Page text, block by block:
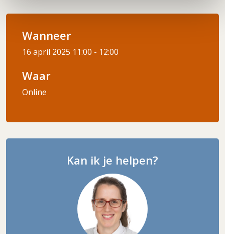
Wanneer
16 april 2025 11:00 - 12:00
Waar
Online
Kan ik je helpen?